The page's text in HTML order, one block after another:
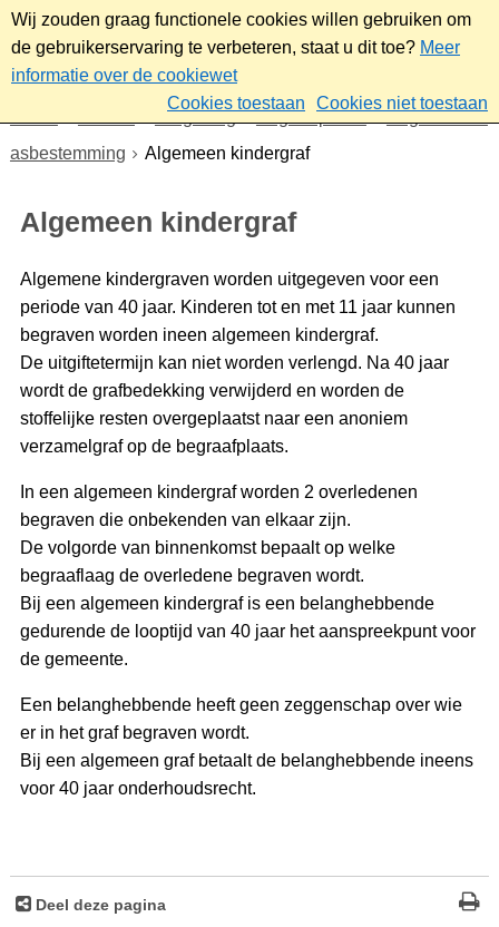
Wij zouden graag functionele cookies willen gebruiken om
de gebruikerservaring te verbeteren, staat u dit toe? Meer
informatie over de cookiewet
Cookies toestaan
Cookies niet toestaan
Omgeving Begraafplaats
Begraven en
asbestemming
Algemeen kindergraf
Algemeen kindergraf
Algemene kindergraven worden uitgegeven voor een
periode van 40 jaar. Kinderen tot en met 11 jaar kunnen
begraven worden ineen algemeen kindergraf.
De uitgiftetermijn kan niet worden verlengd. Na 40 jaar
wordt de grafbedekking verwijderd en worden de
stoffelijke resten overgeplaatst naar een anoniem
verzamelgraf op de begraafplaats.
In een algemeen kindergraf worden 2 overledenen
begraven die onbekenden van elkaar zijn.
De volgorde van binnenkomst bepaalt op welke
begraaflaag de overledene begraven wordt.
Bij een algemeen kindergraf is een belanghebbende
gedurende de looptijd van 40 jaar het aanspreekpunt voor
de gemeente.
Een belanghebbende heeft geen zeggenschap over wie
er in het graf begraven wordt.
Bij een algemeen graf betaalt de belanghebbende ineens
voor 40 jaar onderhoudsrecht.
Deel deze pagina